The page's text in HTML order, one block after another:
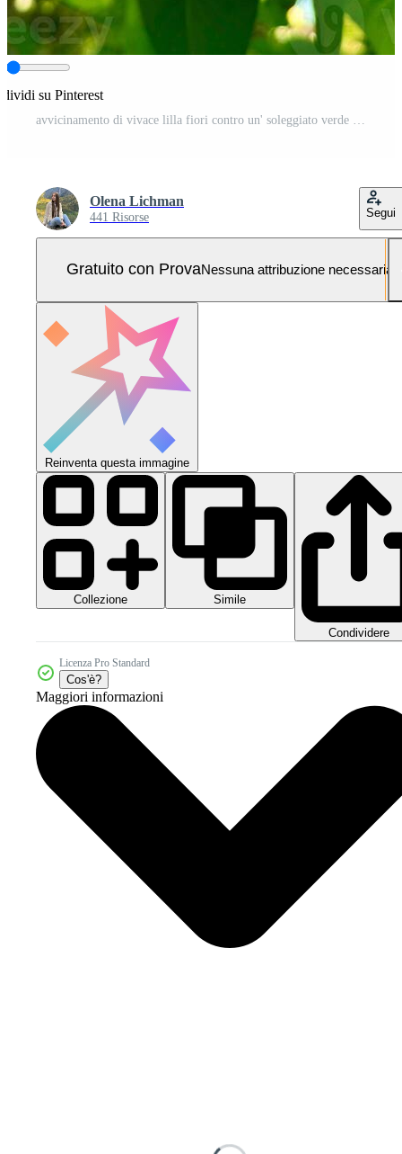
su Pinterest
Olena Lichman
441 Risorse Segui
Gratuito con ProvaNessuna attribuzione necessaria
Reinventa questa immagine
Collezione Simile
Condividere
Licenza Pro Standard
Cos'è?
Maggiori informazioni